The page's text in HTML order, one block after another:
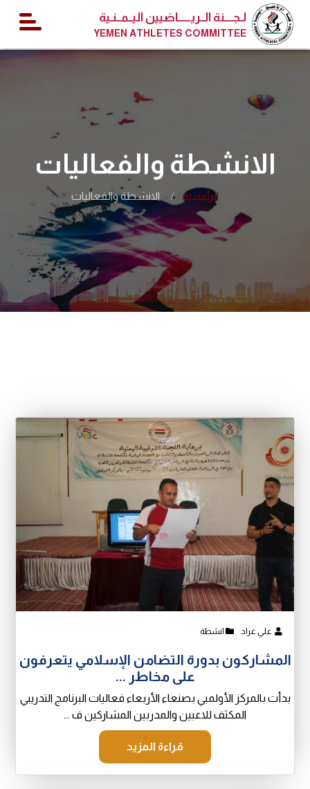
لـجــــنة الــريــــــاضيين اليــمــنـية
YEMEN ATHLETES COMMITTEE
الانشطة والفعاليات
الرئيسية الانشطة والفعاليات
علي غراد انشطة
المشاركون بدورة التضامن الإسلامي يتعرفون
على مخاطر ...
بدأت بالمركز الأولمبي بصنعاء الأربعاء فعاليات البرنامج التدريبي
المكثف للاعبين والمدربين المشاركين ف ...
قراءة المزيد